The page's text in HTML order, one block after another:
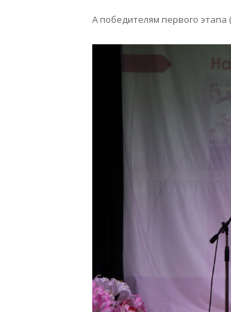
А победителям первого